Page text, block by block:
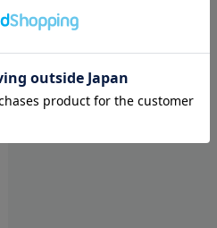
メンズ大きめボタンのびのびストレ
価格 4,818 円 （税込）